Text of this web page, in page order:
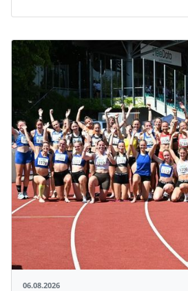
06.08.2026